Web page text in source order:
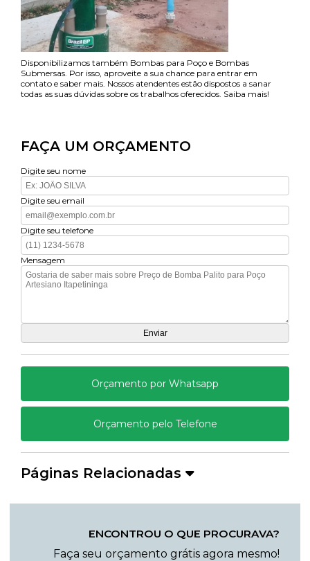
Disponibilizamos também Bombas para Poço e Bombas
Submersas. Por isso, aproveite a sua chance para entrar em
contato e saber mais. Nossos atendentes estão dispostos a sanar
todas as suas dúvidas sobre os trabalhos oferecidos. Saiba mais!
FAÇA UM ORÇAMENTO
Digite seu nome
Digite seu email
Digite seu telefone
Mensagem
Orçamento por Whatsapp
Orçamento pelo Telefone
Páginas Relacionadas
ENCONTROU O QUE PROCURAVA?
Faça seu orçamento grátis agora mesmo!